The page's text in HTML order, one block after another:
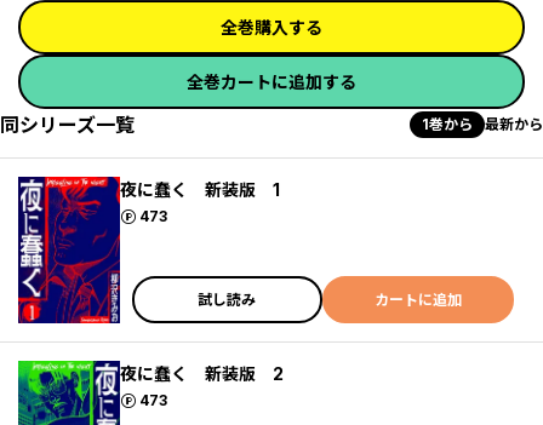
全巻購入する
全巻カートに追加する
同シリーズ一覧 1巻から 最新から
夜に蠢く 新装版 1
473
ポイント
試し読み カートに追加
夜に蠢く 新装版 2
473
ポイント